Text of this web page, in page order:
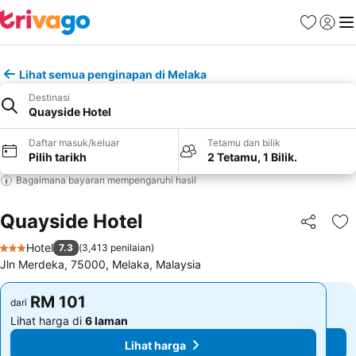
Kegemaran
Daftar
Lihat semua penginapan di Melaka
Destinasi
Quayside Hotel
Daftar masuk/keluar
Pilih tarikh
Tetamu dan bilik
2 Tetamu, 1 Bilik.
Bagaimana bayaran mempengaruhi hasil
Quayside Hotel Kongsi
3 Bintang
Hotel 7.3 (3,413 penilaian)
Jln Merdeka, 75000, Melaka, Malaysia
dari RM 101
Lihat harga di 6 laman
Lihat harga
dari RM 101
Lihat harga di 6 laman
Lihat harga